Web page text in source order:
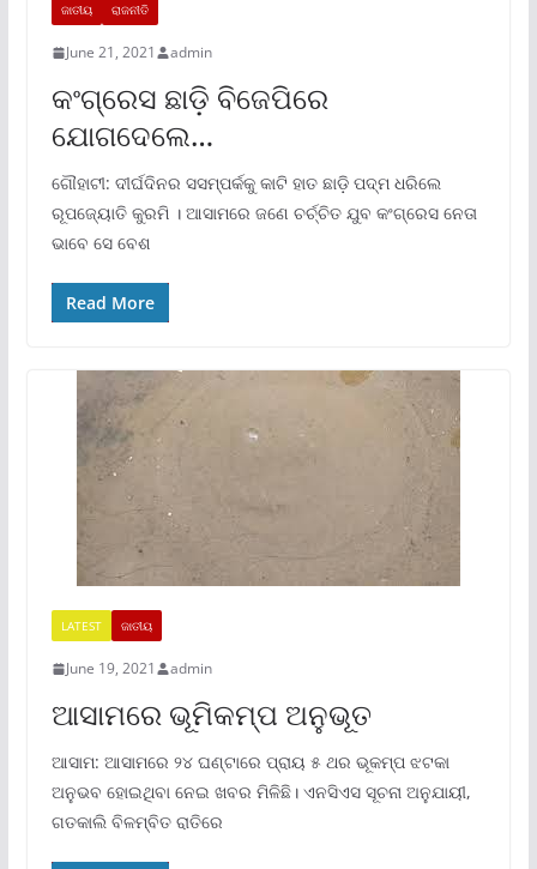
ଜାତୀୟ ରାଜନୀତି
June 21, 2021 admin
କଂଗ୍ରେସ ଛାଡ଼ି ବିଜେପିରେ
ଯୋଗଦେଲେ…
ଗୌହାଟୀ: ଦୀର୍ଘଦିନର ସସମ୍ପର୍କକୁ କାଟି ହାତ ଛାଡ଼ି ପଦ୍ମ ଧରିଲେ
ରୂପଜ୍ୟୋତି କୁରମି । ଆସାମରେ ଜଣେ ଚର୍ଚ୍ଚିତ ଯୁବ କଂଗ୍ରେସ ନେତା
ଭାବେ ସେ ବେଶ
Read More
LATEST ଜାତୀୟ
June 19, 2021 admin
ଆସାମରେ ଭୂମିକମ୍ପ ଅନୁଭୂତ
ଆସାମ: ଆସାମରେ ୨୪ ଘଣ୍ଟାରେ ପ୍ରାୟ ୫ ଥର ଭୂକମ୍ପ ଝଟକା
ଅନୁଭବ ହୋଇଥିବା ନେଇ ଖବର ମିଳିଛି। ଏନସିଏସ ସୂଚନା ଅନୁଯାୟୀ,
ଗତକାଲି ବିଳମ୍ବିତ ରାତିରେ